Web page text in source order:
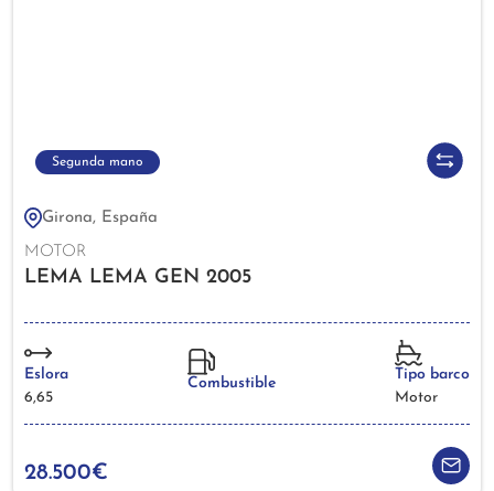
Segunda mano
Girona, España
MOTOR
LEMA LEMA GEN 2005
Eslora
6,65
Combustible
Tipo barco
Motor
28.500€